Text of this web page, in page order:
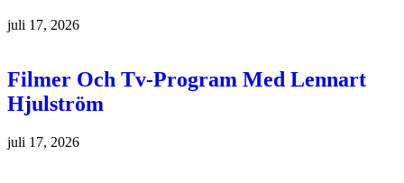
juli 17, 2026
Filmer Och Tv-Program Med Lennart
Hjulström
juli 17, 2026